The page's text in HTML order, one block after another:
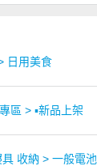
日用美食
區 > ▪︎新品上架
收納 > 一般電池